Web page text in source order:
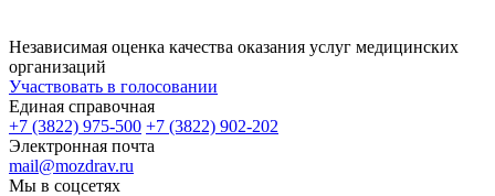
Независимая оценка качества оказания услуг медицинских
организаций
Участвовать в голосовании
Единая справочная
+7 (3822) 975-500 +7 (3822) 902-202
Электронная почта
mail@mozdrav.ru
Мы в соцсетях